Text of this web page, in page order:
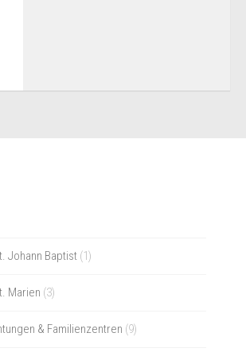
Johann Baptist(1)
Marien (3)
& Familienzentren (9)